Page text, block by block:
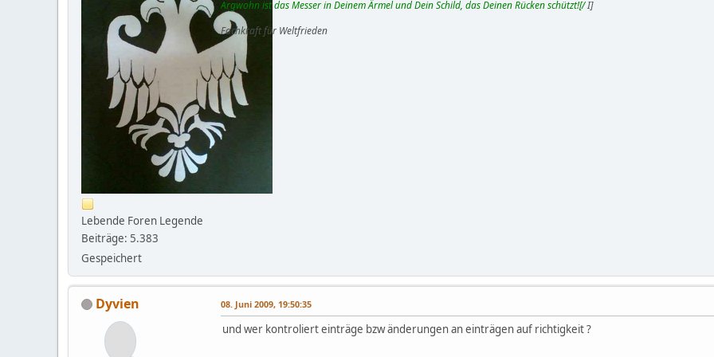
Lebende Foren Legende
Beiträge: 5.383
Gespeichert
Argwohn ist das Messer in Deinem Ärmel und Dein Schild, das Deinen Rücken schützt![/I]
Fachkraft für Weltfrieden
Dyvien 08. Juni 2009, 19:50:35
und wer kontroliert einträge bzw änderungen an einträgen auf richtigkeit ?